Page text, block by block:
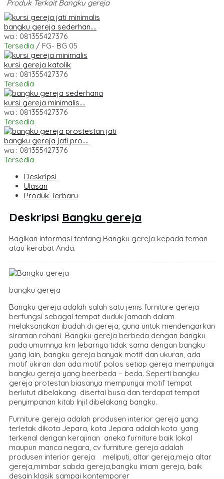
Produk Terkait Bangku gereja
bangku gereja sederhan....
wa : 081355427376
Tersedia / FG- BG 05
kursi gereja katolik
wa : 081355427376
Tersedia
kursi gereja minimalis....
wa : 081355427376
Tersedia
bangku gereja jati pro....
wa : 081355427376
Tersedia
Deskripsi
Ulasan
Produk Terbaru
Deskripsi Bangku gereja
Bagikan informasi tentang Bangku gereja kepada teman
atau kerabat Anda.
bangku gereja
Bangku gereja adalah salah satu jenis furniture gereja
berfungsi sebagai tempat duduk jamaah dalam
melaksanakan ibadah di gereja, guna untuk mendengarkan
siraman rohani Bangku gereja berbeda dengan bangku
pada umumnya krn lebarnya tidak sama dengan bangku
yang lain, bangku gereja banyak motif dan ukuran, ada
motif ukiran dan ada motif polos setiap gereja mempunyai
bangku gereja yang beerbeda – beda. Seperti bangku
gereja protestan biasanya mempunyai motif tempat
berlutut dibelakang disertai busa dan terdapat tempat
penyimpanan kitab Injil dibelakang bangku.
Furniture gereja adalah produsen interior gereja yang
terletak dikota Jepara, kota Jepara adalah kota yang
terkenal dengan kerajinan aneka furniture baik lokal
maupun manca negara, cv furniture gereja adalah
produsen interior gereja meliputi, altar gereja,meja altar
gereja,mimbar sabda gereja,bangku imam gereja, baik
desain klasik sampai kontemporer